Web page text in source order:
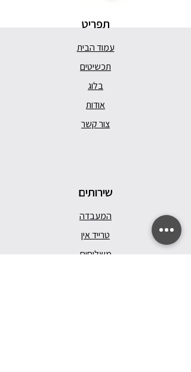
תפריט
עמוד הבית
תכשיטים
בלוג
אודות
צור קשר
שירותים
המעבדה
טרייד אין
משלוחים